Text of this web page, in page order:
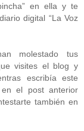
en ella y te
digital “La Voz
molestado tus
visites el blog y
escribía este
el post anterior
también en